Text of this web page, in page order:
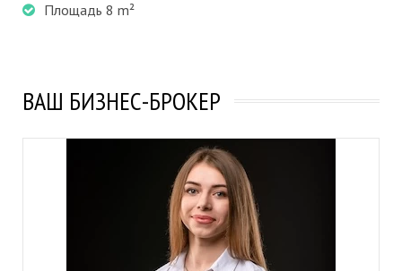
Площадь 8 m²
ВАШ БИЗНЕС-БРОКЕР